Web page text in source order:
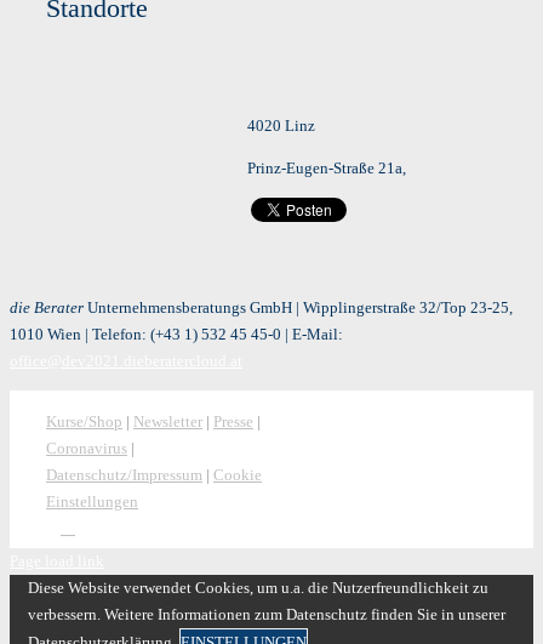
4020 Linz
Prinz-Eugen-Straße 21a,
Standorte
die Berater Unternehmensberatungs GmbH | Wipplingerstraße 32/Top 23-25,
1010 Wien | Telefon: (+43 1) 532 45 45-0 | E-Mail:
Kurse/Shop | Newsletter | Presse |
Coronavirus |
Datenschutz/Impressum | Cookie
Einstellungen
Diese Website verwendet Cookies, um u.a. die Nutzerfreundlichkeit zu
verbessern. Weitere Informationen zum Datenschutz finden Sie in unserer